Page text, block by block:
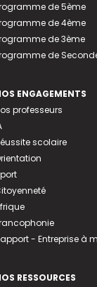
de 5ème
de 4ème
de 3ème
de
ENGAGEMENTS
professeurs
scolaire
- Entreprise à
RESSOURCES